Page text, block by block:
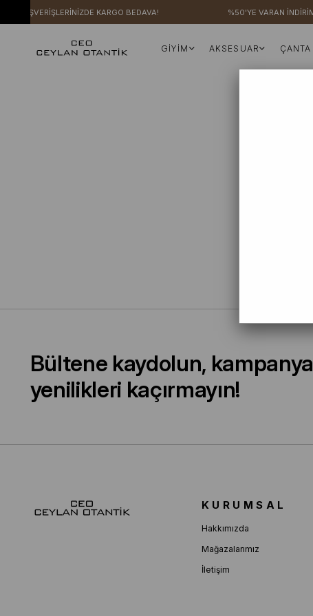
ALIŞVERİŞLERİNİZDE KARGO BEDAVA! %50'YE VARAN
GİYİM AKSESUAR ÇANTA
Bültene kaydolun,
yenilikleri kaçırmayın!
KURUMSAL
Hakkımızda
Mağazalarımız
İletişim